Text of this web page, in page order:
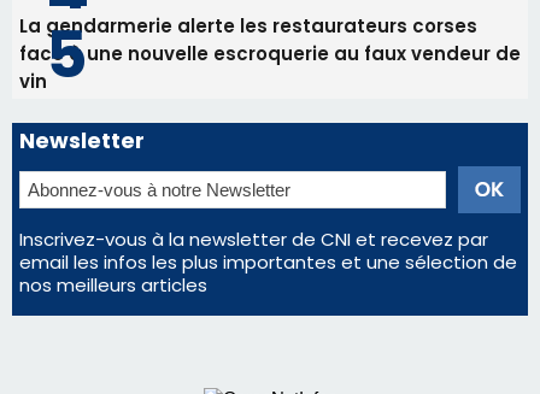
Inscrivez-vous à la newsletter de CNI et recevez par
email les infos les plus importantes et une sélection de
nos meilleurs articles
Régie publicitaire
Mentions légales
Nous contacter